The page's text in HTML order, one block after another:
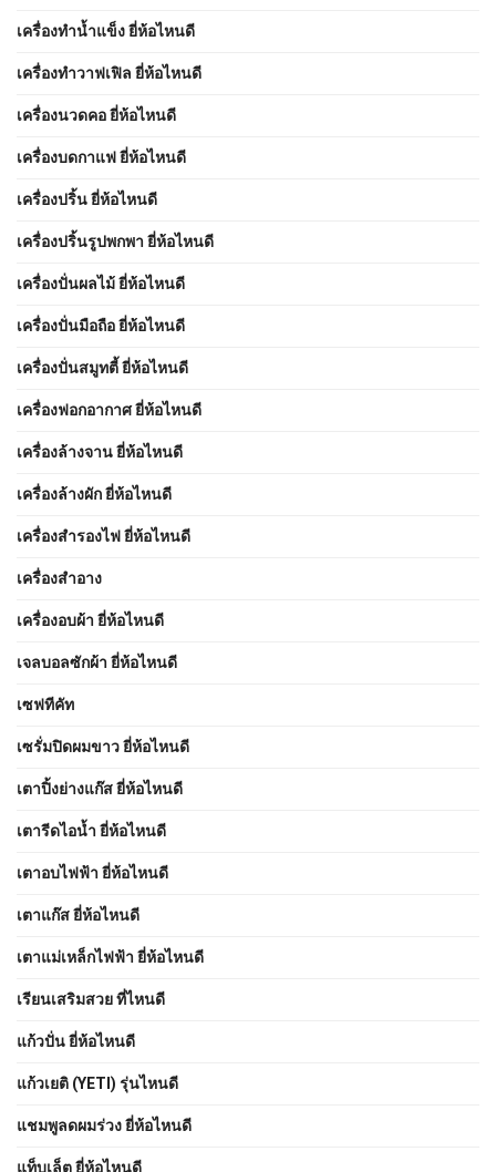
เครื่องทำน้ำแข็ง ยี่ห้อไหนดี
เครื่องทำวาฟเฟิล ยี่ห้อไหนดี
เครื่องนวดคอ ยี่ห้อไหนดี
เครื่องบดกาแฟ ยี่ห้อไหนดี
เครื่องปริ้น ยี่ห้อไหนดี
เครื่องปริ้นรูปพกพา ยี่ห้อไหนดี
เครื่องปั่นผลไม้ ยี่ห้อไหนดี
เครื่องปั่นมือถือ ยี่ห้อไหนดี
เครื่องปั่นสมูทตี้ ยี่ห้อไหนดี
เครื่องฟอกอากาศ ยี่ห้อไหนดี
เครื่องล้างจาน ยี่ห้อไหนดี
เครื่องล้างผัก ยี่ห้อไหนดี
เครื่องสำรองไฟ ยี่ห้อไหนดี
เครื่องสำอาง
เครื่องอบผ้า ยี่ห้อไหนดี
เจลบอลซักผ้า ยี่ห้อไหนดี
เซฟทีคัท
เซรั่มปิดผมขาว ยี่ห้อไหนดี
เตาปิ้งย่างแก๊ส ยี่ห้อไหนดี
เตารีดไอน้ำ ยี่ห้อไหนดี
เตาอบไฟฟ้า ยี่ห้อไหนดี
เตาแก๊ส ยี่ห้อไหนดี
เตาแม่เหล็กไฟฟ้า ยี่ห้อไหนดี
เรียนเสริมสวย ที่ไหนดี
แก้วปั่น ยี่ห้อไหนดี
แก้วเยติ (YETI) รุ่นไหนดี
แชมพูลดผมร่วง ยี่ห้อไหนดี